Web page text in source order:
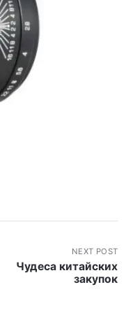
NEXT POST
Чудеса китайских
закупок